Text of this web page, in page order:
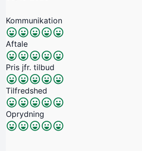
Kommunikation
Aftale
Pris jfr. tilbud
Tilfredshed
Oprydning